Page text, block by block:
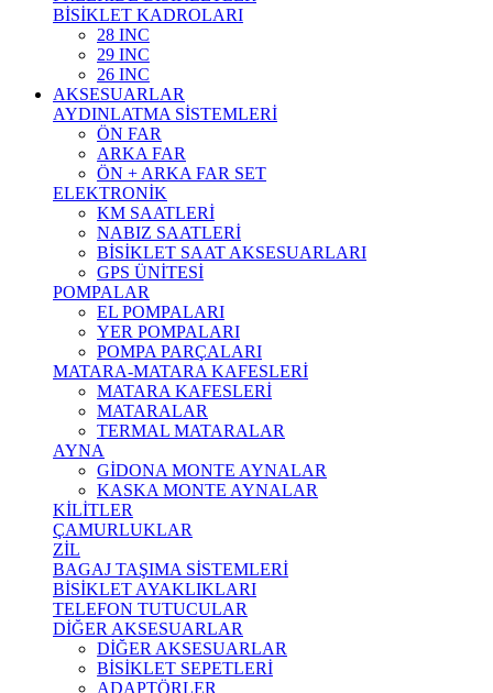
BİSİKLET KADROLARI
28 INC
29 INC
26 INC
AKSESUARLAR
AYDINLATMA SİSTEMLERİ
ÖN FAR
ARKA FAR
ÖN + ARKA FAR SET
ELEKTRONİK
KM SAATLERİ
NABIZ SAATLERİ
BİSİKLET SAAT AKSESUARLARI
GPS ÜNİTESİ
POMPALAR
EL POMPALARI
YER POMPALARI
POMPA PARÇALARI
MATARA-MATARA KAFESLERİ
MATARA KAFESLERİ
MATARALAR
TERMAL MATARALAR
AYNA
GİDONA MONTE AYNALAR
KASKA MONTE AYNALAR
KİLİTLER
ÇAMURLUKLAR
ZİL
BAGAJ TAŞIMA SİSTEMLERİ
BİSİKLET AYAKLIKLARI
TELEFON TUTUCULAR
DİĞER AKSESUARLAR
DİĞER AKSESUARLAR
BİSİKLET SEPETLERİ
ADAPTÖRLER